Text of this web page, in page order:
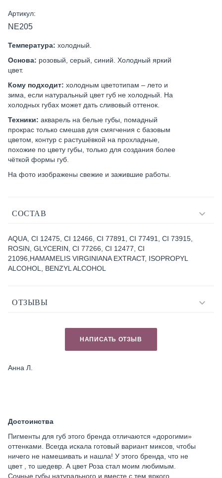
Артикул:
NE205
Температура: холодный.
Основа: розовый, серый, синий. Холодный яркий
цвет.
Кому подходит: холодным цветотипам – лето и
зима, если натуральный цвет губ не холодный. На
холодных губах может дать сливовый оттенок.
Техники: акварель на белые губы, помадный
прокрас только смешав для смягчения с базовым
цветом, контур с растушёвкой на прохладные,
похожие по цвету губы, только для создания более
чёткой формы губ.
На фото изображены свежие и зажившие работы.
СОСТАВ
AQUA, CI 12475, CI 12466, CI 77891, CI 77491, CI 73915,
ROSIN, GLYCERIN, CI 77266, CI 12477, CI
21096,HAMAMELIS VIRGINIANA EXTRACT, ISOPROPYL
ALCOHOL, BENZYL ALCOHOL
ОТЗЫВЫ
НАПИСАТЬ ОТЗЫВ
Анна Л.
Достоинства
Пигменты для губ этого бренда отличаются «дорогими»
оттенками. Всегда искала готовый вариант миксов, чтобы
ничего не намешивать и нашла! У этого бренда, что не
цвет , то шедевр. А цвет Роза стал моим любимым.
Сочные губы натурального и вместе с тем яркого